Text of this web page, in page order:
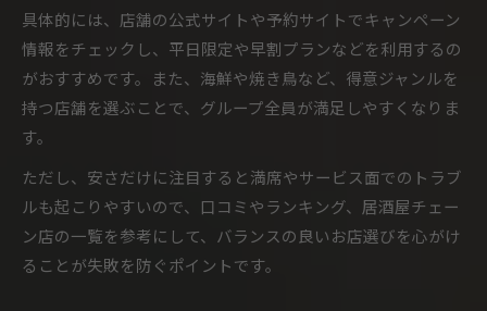
具体的には、店舗の公式サイトや予約サイトでキャンペーン
情報をチェックし、平日限定や早割プランなどを利用するの
がおすすめです。また、海鮮や焼き鳥など、得意ジャンルを
持つ店舗を選ぶことで、グループ全員が満足しやすくなりま
す。
ただし、安さだけに注目すると満席やサービス面でのトラブ
ルも起こりやすいので、口コミやランキング、居酒屋チェー
ン店の一覧を参考にして、バランスの良いお店選びを心がけ
ることが失敗を防ぐポイントです。